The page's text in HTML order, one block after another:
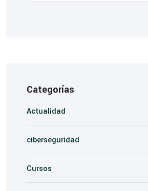
Categorías
Actualidad
ciberseguridad
Cursos